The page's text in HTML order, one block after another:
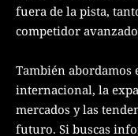
fuera de la pista,
competidor
También abordamos
internacional, la
mercados y las
futuro. Si buscas